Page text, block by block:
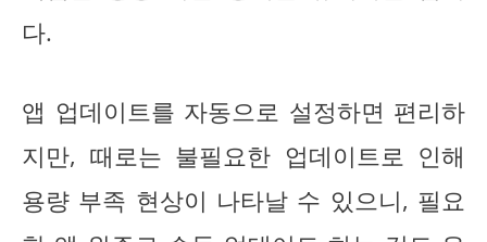
다.
앱 업데이트를 자동으로 설정하면 편리하
지만, 때로는 불필요한 업데이트로 인해
용량 부족 현상이 나타날 수 있으니, 필요